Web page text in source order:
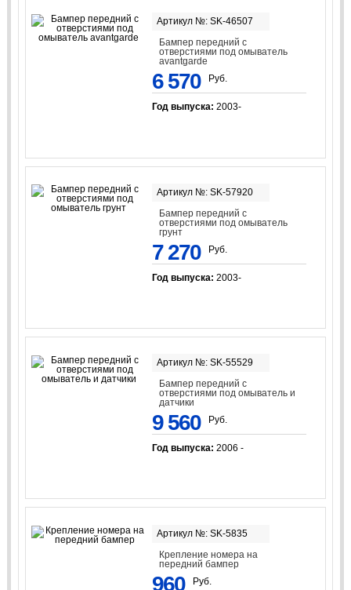
Артикул №: SK-46507
Бампер передний с
отверстиями под омыватель
avantgarde
6 570 Руб.
Год выпуска: 2003-
Артикул №: SK-57920
Бампер передний с
отверстиями под омыватель
грунт
7 270 Руб.
Год выпуска: 2003-
Артикул №: SK-55529
Бампер передний с
отверстиями под омыватель и
датчики
9 560 Руб.
Год выпуска: 2006 -
Артикул №: SK-5835
Крепление номера на
передний бампер
960 Руб.